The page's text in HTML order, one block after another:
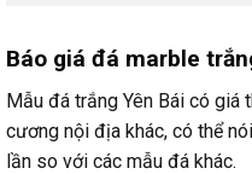
Báo giá đá marble
Mẫu đá trắng Yên Bái có giá
cương nội địa khác, có thể
lần so với các mẫu đá khác.